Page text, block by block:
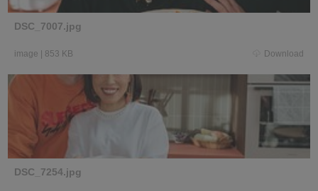
DSC_7007.jpg
image 853 KB Download
DSC_7254.jpg